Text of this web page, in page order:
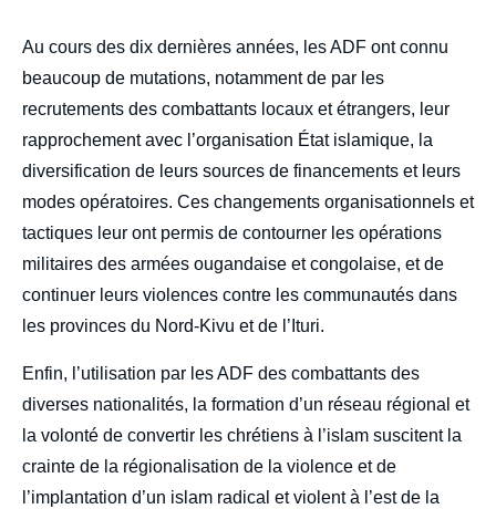
body
Au cours des dix dernières années, les ADF ont connu
beaucoup de mutations, notamment de par les
recrutements des combattants locaux et étrangers, leur
rapprochement avec l’organisation État islamique, la
diversification de leurs sources de financements et leurs
modes opératoires. Ces changements organisationnels et
tactiques leur ont permis de contourner les opérations
militaires des armées ougandaise et congolaise, et de
continuer leurs violences contre les communautés dans
les provinces du Nord-Kivu et de l’Ituri.
Enfin, l’utilisation par les ADF des combattants des
diverses nationalités, la formation d’un réseau régional et
la volonté de convertir les chrétiens à l’islam suscitent la
crainte de la régionalisation de la violence et de
l’implantation d’un islam radical et violent à l’est de la